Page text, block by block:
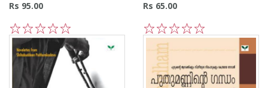
Rs 95.00
5
4
3
2
1
Rs 65.00
5
4
3
2
1